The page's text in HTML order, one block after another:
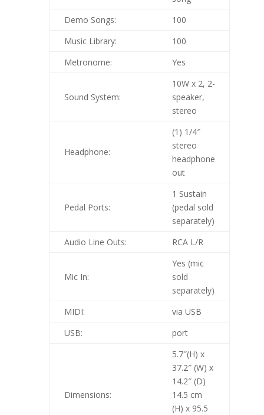
Demo Songs:
100
Music Library:
100
Metronome:
Yes
Sound System:
10W x 2, 2-
speaker,
stereo
Headphone:
(1) 1/4″
stereo
headphone
out
Pedal Ports:
1 Sustain
(pedal sold
separately)
Audio Line Outs:
RCA L/R
Mic In:
Yes (mic
sold
separately)
MIDI:
via USB
USB:
port
Dimensions:
5.7″(H) x
37.2″ (W) x
14.2″ (D)
14.5 cm
(H) x 95.5